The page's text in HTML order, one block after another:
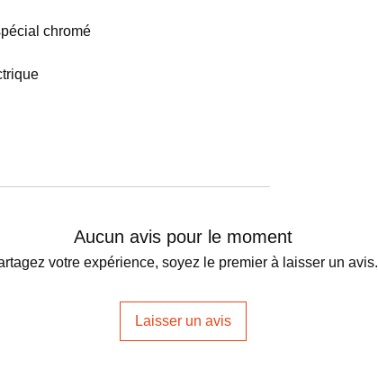
chromé
Aucun avis pour le moment
votre expérience, soyez le premier à laisser un avis.
Laisser un avis